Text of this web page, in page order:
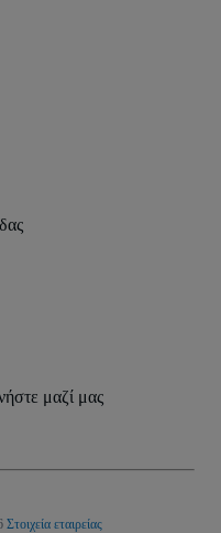
μαζί μας
Στοιχεία εταιρείας